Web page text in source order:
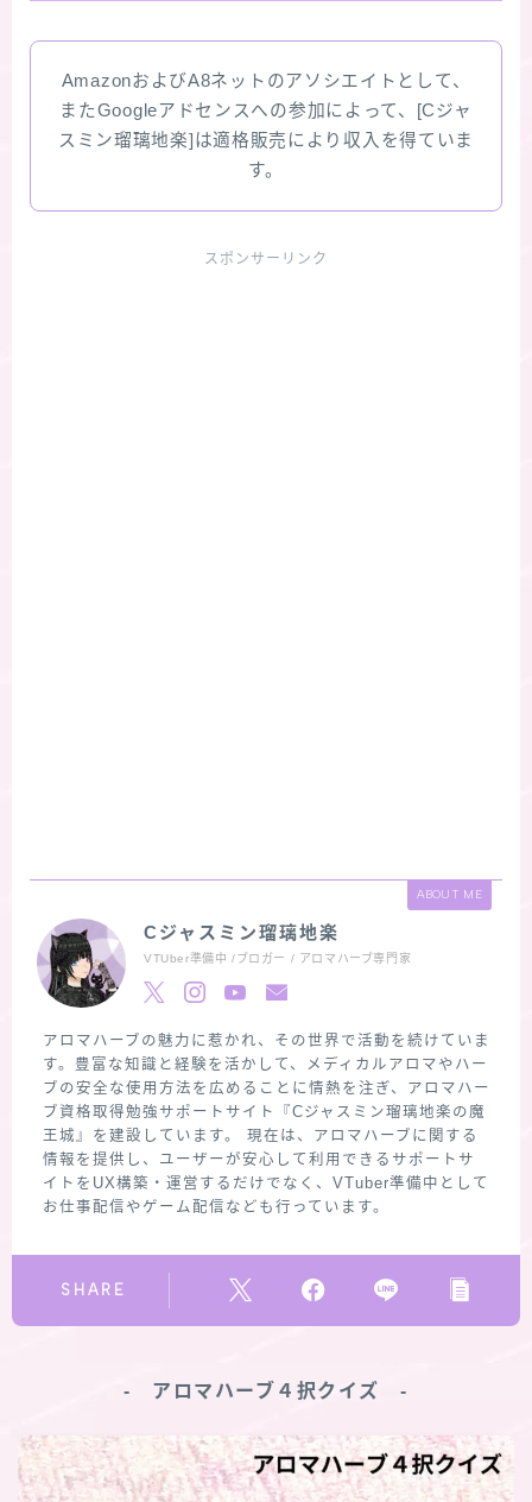
AmazonおよびA8ネットのアソシエイトとして、
またGoogleアドセンスへの参加によって、[Cジャ
スミン瑠璃地楽]は適格販売により収入を得ていま
す。
スポンサーリンク
ABOUT ME
Cジャスミン瑠璃地楽
VTUber準備中 /ブロガー / アロマハーブ専門家
アロマハーブの魅力に惹かれ、その世界で活動を続けていま
す。豊富な知識と経験を活かして、メディカルアロマやハー
ブの安全な使用方法を広めることに情熱を注ぎ、アロマハー
ブ資格取得勉強サポートサイト『Cジャスミン瑠璃地楽の魔
王城』を建設しています。 現在は、アロマハーブに関する
情報を提供し、ユーザーが安心して利用できるサポートサ
イトをUX構築・運営するだけでなく、VTuber準備中として
お仕事配信やゲーム配信なども行っています。
SHARE
‐ アロマハーブ４択クイズ ‐